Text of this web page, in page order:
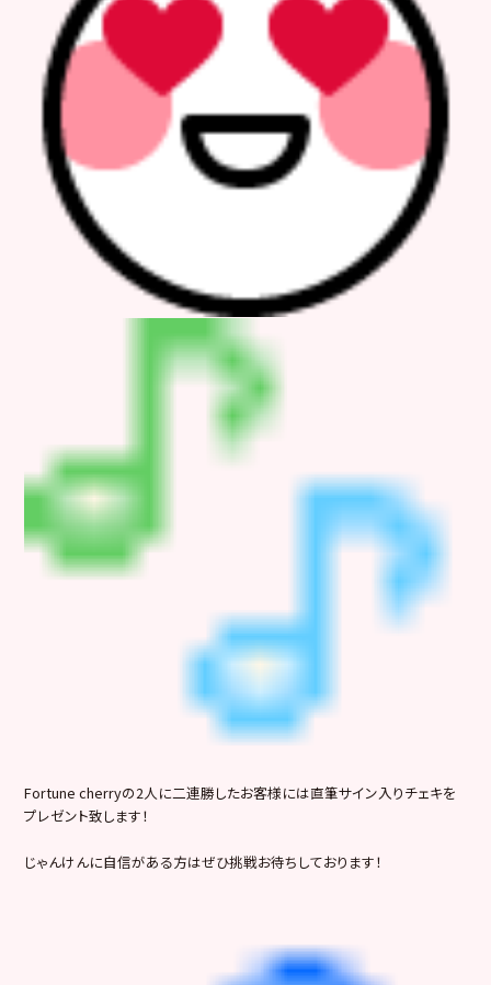
Fortune cherryの2人に二連勝したお客様には直筆サイン入りチェキを
プレゼント致します！
じゃんけんに自信がある方はぜひ挑戦お待ちしております！